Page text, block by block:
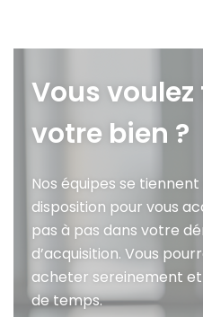
Vous
votre bien ?
Nos équipes se
disposition pour vous
pas à pas dans votre
d’acquisition. Vous
acheter sereinement
de temps.